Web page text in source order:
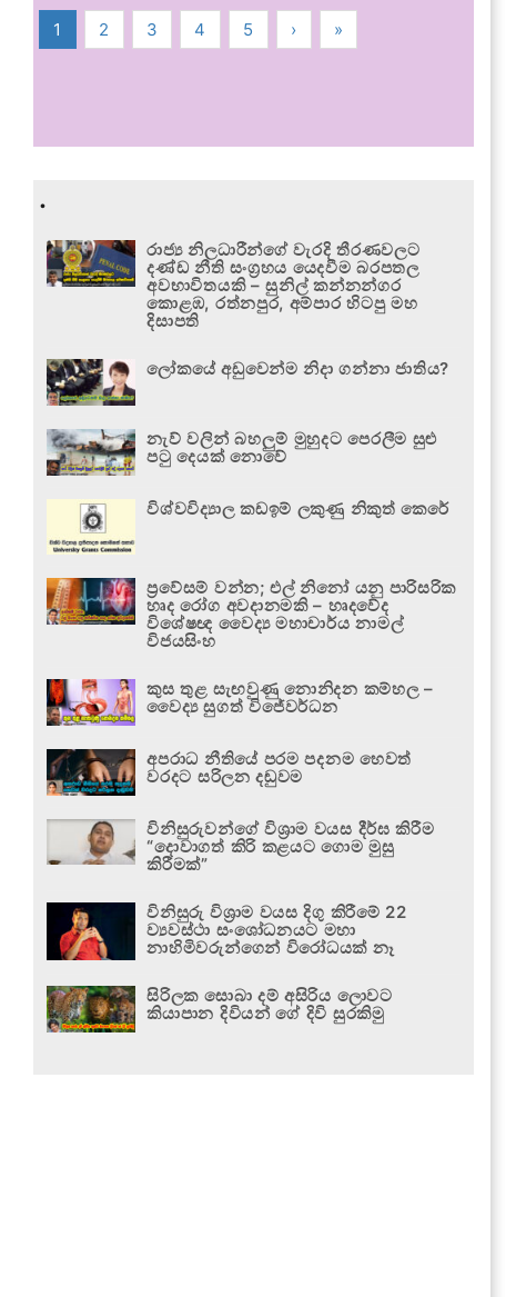
1 2 3 4 5 › »
.
රාජ්‍ය නිලධාරීන්ගේ වැරදි තීරණවලට
දණ්ඩ නීති සංග්‍රහය යෙදවීම බරපතල
අවභාවිතයකි – සුනිල් කන්නන්ගර
කොළඹ, රත්නපුර, අම්පාර හිටපු මහ
දිසාපති
ලෝකයේ අඩුවෙන්ම නිදා ගන්නා ජාතිය?
නැව් වලින් බහලුම් මුහුදට පෙරලීම සුළු
පටු දෙයක් නොවේ
විශ්වවිද්‍යාල කඩඉම් ලකුණු නිකුත් කෙරේ
ප්‍රවේසම් වන්න; එල් නිනෝ යනු පාරිසරික
හෘද රෝග අවදානමකි – හෘදවේද
විශේෂඥ වෛද්‍ය මහාචාර්ය නාමල්
විජයසිංහ
කුස තුළ සැඟවුණු නොනිදන කම්හල –
වෛද්‍ය සුගත් විජේවර්ධන
අපරාධ නීතියේ පරම පදනම හෙවත්
වරදට සරිලන දඬුවම
විනිසුරුවන්ගේ විශ්‍රාම වයස දීර්ඝ කිරීම
“දොවාගත් කිරි කළයට ගොම මුසු
කිරීමක්”
විනිසුරු විශ්‍රාම වයස දිගු කිරීමේ 22
ව්‍යවස්ථා සංශෝධනයට මහා
නාහිමිවරුන්ගෙන් විරෝධයක් නෑ
සිරිලක සොබා දම් අසිරිය ලොවට
කියාපාන දිවියන් ගේ දිවි සුරකිමු